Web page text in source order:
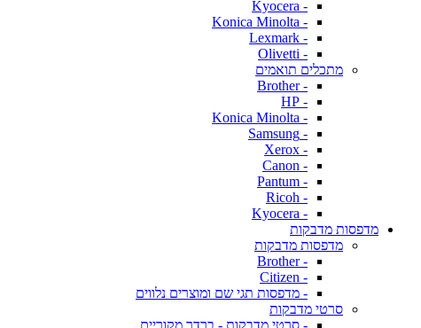
- Kyocera
- Konica Minolta
- Lexmark
- Olivetti
מתכלים תואמים
- Brother
- HP
- Konica Minolta
- Samsung
- Xerox
- Canon
- Pantum
- Ricoh
- Kyocera
מדפסות מדבקות
מדפסות מדבקות
- Brother
- Citizen
- מדפסות תגי שם ומוצרים נלווים
סרטי מדבקות
- סרטי מדבקות - ברדר מקוריים